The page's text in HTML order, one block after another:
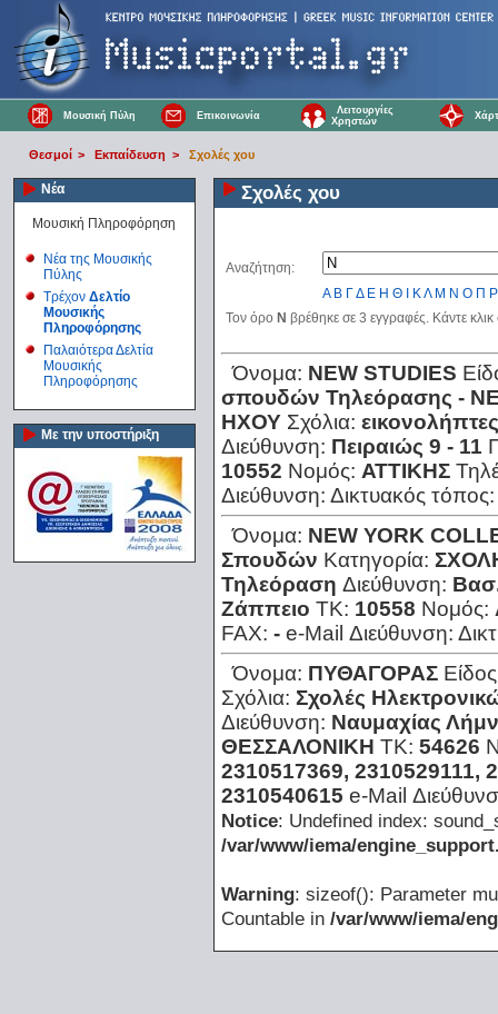
Μουσική Πύλη Επικοινωνία
Λειτουργίες
Χρηστών
Θεσμοί > Εκπαίδευση > Σχολές χου
Νέα
Μουσική Πληροφόρηση
Νέα της Μουσικής
Πύλης
Τρέχον Δελτίο
Μουσικής
Πληροφόρησης
Παλαιότερα Δελτία
Μουσικής
Πληροφόρησης
Με την υποστήριξη
Σχολές χου
Αναζήτηση:
Α Β ΓΔ Ε Η Θ ΚΛ Μ Ν Ο Π Ρ
Τον όρο Ν βρέθηκε σε 3 εγγραφές. Κάντε
Όνομα: ΝΕW SΤUDΙΕS
σπουδών Τηλεόρασης -
ΗΧΟΥ Σχόλια:
Διεύθυνση: Πειραιώς 9 - 11
10552 Νομός: ΑΤΤΙΚΗΣ
Διεύθυνση: Δικτυακός
Όνομα: ΝΕW ΥΟRΚ
Σπουδών Κατηγορία:
Τηλεόραση Διεύθυνση:
Ζάππειο ΤΚ: 10558 Νομός:
FAX: - e-Mail Διεύθυνση:
Όνομα: ΠΥΘΑΓΟΡΑΣ
Σχόλια: Σχολές
Διεύθυνση: Ναυμαχίας
ΘΕΣΣΑΛΟΝΙΚΗ ΤΚ: 54626
2310517369, 2310529111,
2310540615 e-Mail
Notice: Undefined index:
/var/www/iema/
Warning: sizeof(): Parameter
Countable in /var/www/iema/